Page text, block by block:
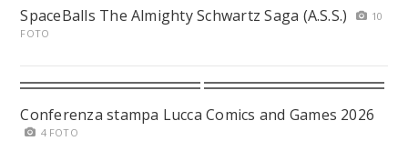
SpaceBalls The Almighty Schwartz Saga (A.S.S.)
10
FOTO
Conferenza stampa Lucca Comics and Games 2026
4 FOTO